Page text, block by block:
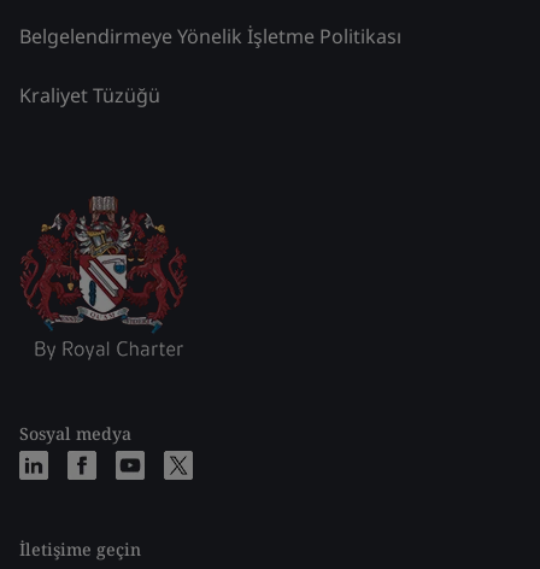
Belgelendirmeye Yönelik İşletme Politikası
Kraliyet Tüzüğü
Sosyal medya
İletişime geçin